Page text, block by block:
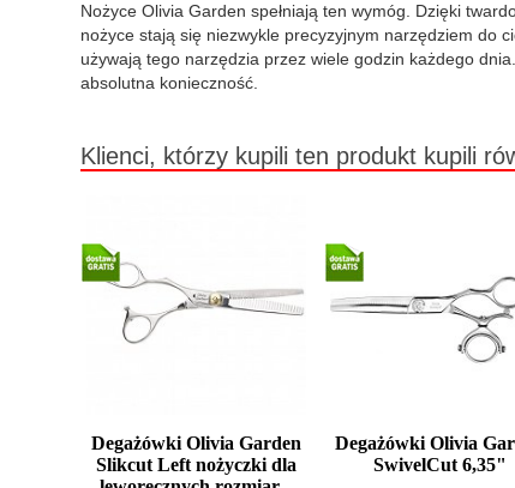
Nożyce Olivia Garden spełniają ten wymóg. Dzięki
nożyce stają się niezwykle precyzyjnym narzędziem do
używają tego narzędzia przez wiele godzin każdego
absolutna konieczność.
Klienci, którzy kupili ten produkt kupili
Degażówki Olivia Garden
Slikcut Left nożyczki dla
Degażówki Olivia
SwivelCut 6,35"